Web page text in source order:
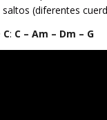
(diferentes
C: C – Am – Dm – G